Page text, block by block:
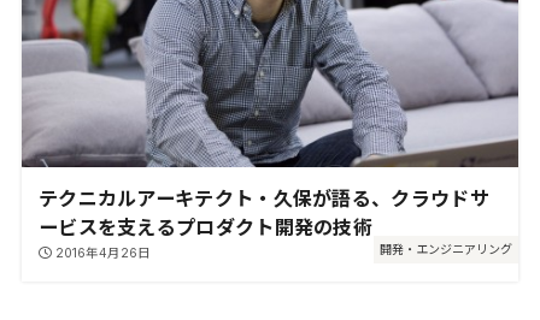
開発・エンジニアリング
テクニカルアーキテクト・久保が語る、クラウドサ
ービスを支えるプロダクト開発の技術
2016年4月26日